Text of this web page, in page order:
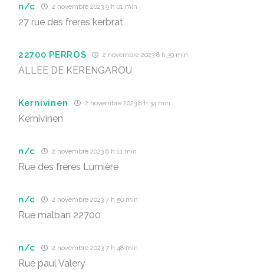
n/c 2 novembre 2023 9 h 01 min
27 rue des freres kerbrat
22700 PERROS 2 novembre 2023 8 h 39 min
ALLEE DE KERENGAROU
Kernivinen 2 novembre 2023 8 h 34 min
Kernivinen
n/c 2 novembre 2023 8 h 11 min
Rue des frères Lumière
n/c 2 novembre 2023 7 h 50 min
Rue malban 22700
n/c 2 novembre 2023 7 h 48 min
Rue paul Valery